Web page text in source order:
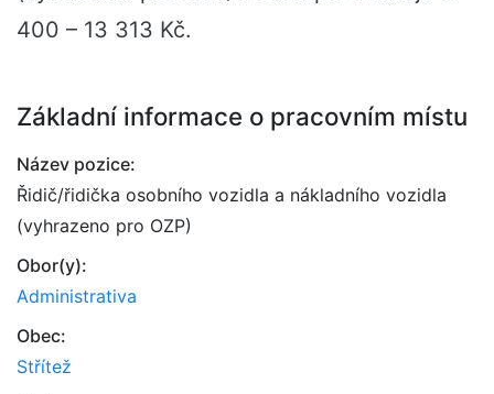
400 – 13 313 Kč.
Základní informace o pracovním místu
Název pozice:
Řidič/řidička osobního vozidla a nákladního vozidla
(vyhrazeno pro OZP)
Obor(y):
Administrativa
Obec:
Střítež